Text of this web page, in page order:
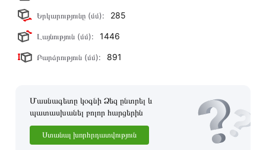
Երկարությունը (մմ): 285
Լայնություն (մմ): 1446
Բարձրություն (մմ): 891
Մասնագետը կօգնի Ձեզ ընտրել և
պատասխանել բոլոր հարցերին
Ստանալ խորհրդատվություն